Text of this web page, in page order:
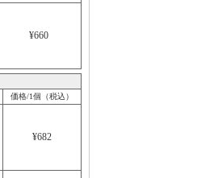
¥660
価格/1個（税込）
¥682